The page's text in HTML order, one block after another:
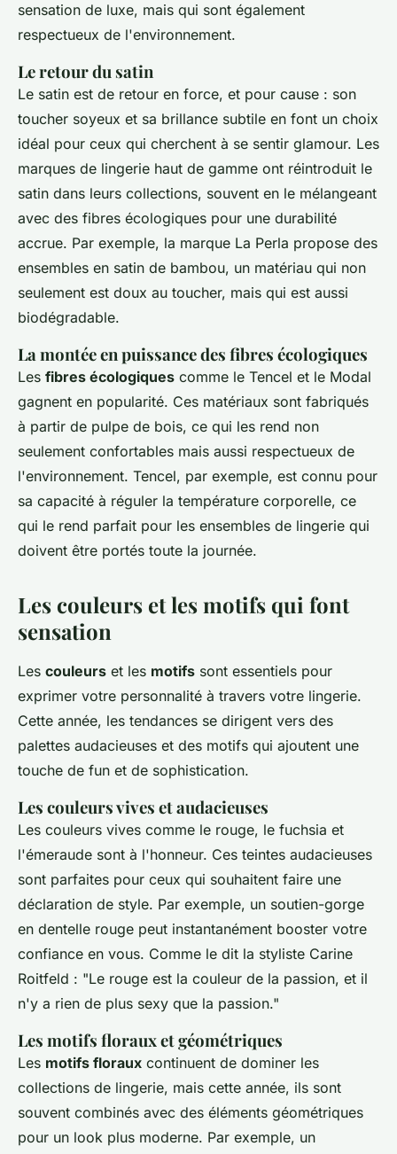
sensation de luxe, mais qui sont également
respectueux de l'environnement.
Le retour du satin
Le satin est de retour en force, et pour cause : son
toucher soyeux et sa brillance subtile en font un choix
idéal pour ceux qui cherchent à se sentir glamour. Les
marques de lingerie haut de gamme ont réintroduit le
satin dans leurs collections, souvent en le mélangeant
avec des fibres écologiques pour une durabilité
accrue. Par exemple, la marque La Perla propose des
ensembles en satin de bambou, un matériau qui non
seulement est doux au toucher, mais qui est aussi
biodégradable.
La montée en puissance des fibres écologiques
Les fibres écologiques comme le Tencel et le Modal
gagnent en popularité. Ces matériaux sont fabriqués
à partir de pulpe de bois, ce qui les rend non
seulement confortables mais aussi respectueux de
l'environnement. Tencel, par exemple, est connu pour
sa capacité à réguler la température corporelle, ce
qui le rend parfait pour les ensembles de lingerie qui
doivent être portés toute la journée.
Les couleurs et les motifs qui font
sensation
Les couleurs et les motifs sont essentiels pour
exprimer votre personnalité à travers votre lingerie.
Cette année, les tendances se dirigent vers des
palettes audacieuses et des motifs qui ajoutent une
touche de fun et de sophistication.
Les couleurs vives et audacieuses
Les couleurs vives comme le rouge, le fuchsia et
l'émeraude sont à l'honneur. Ces teintes audacieuses
sont parfaites pour ceux qui souhaitent faire une
déclaration de style. Par exemple, un soutien-gorge
en dentelle rouge peut instantanément booster votre
confiance en vous. Comme le dit la styliste Carine
Roitfeld : "Le rouge est la couleur de la passion, et il
n'y a rien de plus sexy que la passion."
Les motifs floraux et géométriques
Les motifs floraux continuent de dominer les
collections de lingerie, mais cette année, ils sont
souvent combinés avec des éléments géométriques
pour un look plus moderne. Par exemple, un